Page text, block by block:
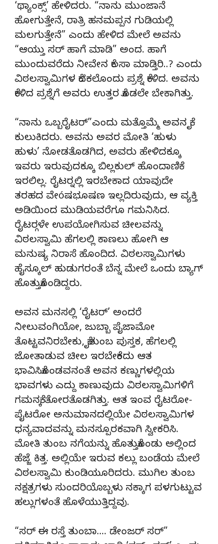
‘ಥ್ಯಾಂಕ್ಸ್’ ಹೇಳಿದರು. “ನಾನು ಮುಂಜಾನೆ
ಹೋಗುತ್ತೇನೆ, ರಾತ್ರಿ ಹನಮಪ್ಪನ ಗುಡಿಯಲ್ಲಿ
ಮಲಗುತ್ತೇನೆ” ಎಂದು ಹೇಳಿದ ಮೇಲೆ ಅವನು
“ಆಯ್ತು ಸರ್ ಹಾಗೆ ಮಾಡಿ” ಅಂದ. ಹಾಗೆ
ಮುಂದುವರೆದು ನೀವೇನ ಕೆಲಸಾ ಮಾಡ್ತಿರಿ..? ಎಂದು
ವಿಠಲಸ್ವಾಮಿಗಳ ಕೆದಕಲೊಂದು ಪ್ರಶ್ನೆ ಕೇಳಿದ. ಅವನು
ಕೇಳಿದ ಪ್ರಶ್ನೆಗೆ ಅವರು ಉತ್ತರ ಕೊಡಲೇ ಬೇಕಾಗಿತ್ತು.
“ನಾನು ಒಬ್ಬರೈಟರ್”ಎಂದು ಮತ್ತೊಮ್ಮೆ ಅವನ ಕೈ
ಕುಲುಕಿದರು. ಅವನು ಅವರ ಮೋತಿ ‘ಹುಳು
ಹುಳು’ ನೋಡತೊಡಗಿದ, ಅವರು ಹೇಳಿದಕ್ಕೂ
ಇವರು ಇರುವುದಕ್ಕೂ ಬಿಲ್ಲಕುಲ್ ಹೊಂದಾಣಿಕೆ
ಇರಲಿಲ್ಲ. ರೈಟರ್‍ನಲ್ಲಿ ಇರಬೇಕಾದ ಯಾವುದೇ
ತರಹದ ವೇóಷಭೂಷಣ ಇಲ್ಲದಿರುವುದು, ಆ ವ್ಯಕ್ತಿ
ಅಡಿಯಿಂದ ಮುಡಿಯವರೆಗೂ ಗಮನಿಸಿದ.
ರೈಟರ್‍ಗಳೇ ಉಪಯೋಗಿಸುವ ಚೀಲವನ್ನು
ವಿಠಲಸ್ವಾಮಿ ಹೆಗಲಲ್ಲಿ ಕಾಣಲು ಹೋಗಿ ಆ
ಮನುಷ್ಯ ನಿರಾಸೆ ಹೊಂದಿದ. ವಿಠಲಸ್ವಾಮಿಗಳು
ಹೈಸ್ಕೂಲ್ ಹುಡುಗರಂತೆ ಬೆನ್ನ ಮೇಲೆ ಒಂದು ಬ್ಯಾಗ್
ಹೊತ್ತುಕೊಂಡಿದ್ದರು.
ಅವನ ಮನಸಲ್ಲಿ ‘ರೈಟರ್’ ಅಂದರೆ
ನೀಲುವಂಗಿಯೋ, ಜುಬ್ಬಾ ಪೈಜಾಮೋ
ತೊಟ್ಟವನಿರಬೇಕು, ಕೈತುಂಬ ಪುಸ್ತಕ, ಹೆಗಲಲ್ಲಿ
ಜೋತಾಡುವ ಚೀಲ ಇರಬೇಕೆಂದು ಆತ
ಭಾವಿಸಿಕೊಂಡವನಂತೆ ಅವನ ಕಣ್ಣುಗಳಲ್ಲಿಯ
ಭಾವಗಳು ಎದ್ದು ಕಾಣುವುದು ವಿಠಲಸ್ವಾಮಿಗಳಿಗೆ
ಗಮನಕ್ಕೆ ತೋರತೊಡಗಿತ್ತು. ಆತ ಇಂವ ರೈಟರೋ-
ಪೈಟರೋ ಅನುಮಾನದಲ್ಲಿಯೇ ವಿಠಲಸ್ವಾಮಿಗಳ
ಧನ್ಯವಾದವನ್ನು ಮನಸ್ಪೂರಕವಾಗಿ ಸ್ವೀಕರಿಸಿ.
ಮೋತಿ ತುಂಬ ನಗೆಯನ್ನು ಹೊತ್ತುಕೊಂಡು ಅಲ್ಲಿಂದ
ಹೆಜ್ಜೆ ಕಿತ್ತ. ಅಲ್ಲಿಯೇ ಇರುವ ಕಲ್ಲು ಬಂಡೆಯ ಮೇಲೆ
ವಿಠಲಸ್ವಾಮಿ ಕುಂಡಿಯೂರಿದರು. ಮುಗಿಲ ತುಂಬ
ನಕ್ಷತ್ರಗಳು ಸುಂದರಿಯೊಬ್ಬಳು ನಕ್ಕಾಗ ಪಳಗುಟ್ಟುವ
ಹಲ್ಲುಗಳಂತೆ ಹೊಳೆಯುತ್ತಿದ್ದವು.
“ಸರ್ ಈ ರಸ್ತೆ ತುಂಬಾ…. ಡೇಂಜರ್ ಸರ್”